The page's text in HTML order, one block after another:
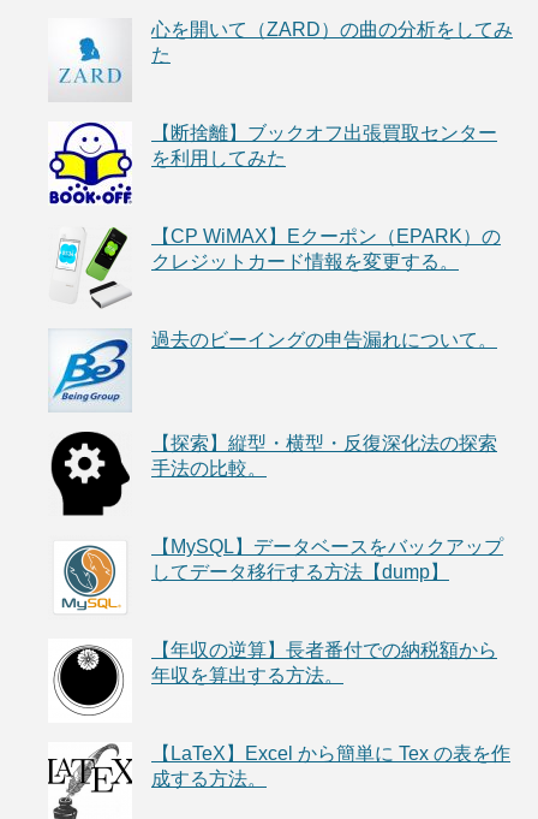
心を開いて（ZARD）の曲の分析をしてみ
た
【断捨離】ブックオフ出張買取センター
を利用してみた
【CP WiMAX】Eクーポン（EPARK）の
クレジットカード情報を変更する。
過去のビーイングの申告漏れについて。
【探索】縦型・横型・反復深化法の探索
手法の比較。
【MySQL】データベースをバックアップ
してデータ移行する方法【dump】
【年収の逆算】長者番付での納税額から
年収を算出する方法。
【LaTeX】Excel から簡単に Tex の表を作
成する方法。